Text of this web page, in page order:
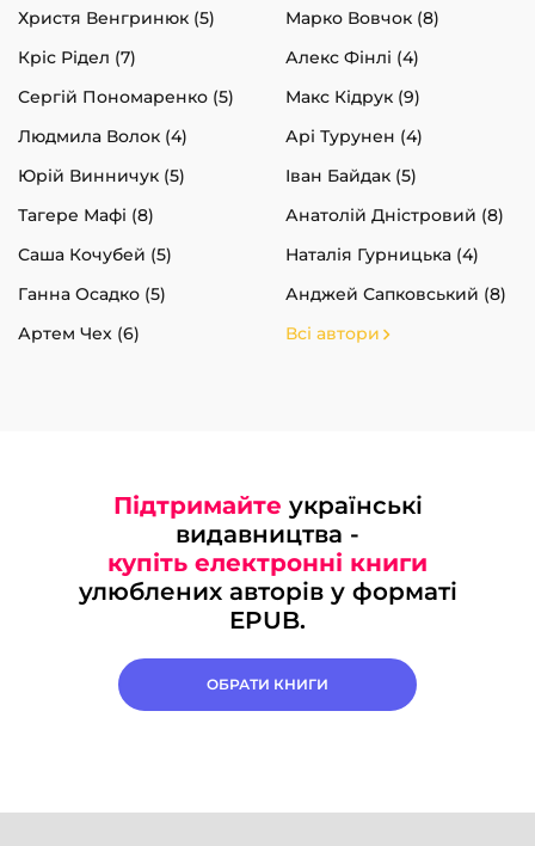
Христя Венгринюк (5)
Марко Вовчок (8)
Кріс Рідел (7)
Алекс Фінлі (4)
Сергій Пономаренко (5)
Макс Кідрук (9)
Людмила Волок (4)
Арі Турунен (4)
Юрій Винничук (5)
Іван Байдак (5)
Тагере Мафі (8)
Анатолій Дністровий (8)
Саша Кочубей (5)
Наталія Гурницька (4)
Ганна Осадко (5)
Анджей Сапковський (8)
Артем Чех (6)
Всі автори
Підтримайте українські
видавництва -
купіть електронні книги
улюблених авторів у форматі
EPUB.
ОБРАТИ КНИГИ